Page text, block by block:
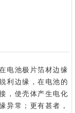
电池极片箔材边缘
利边缘，在电池的
，使壳体产生电化
异常；更有甚者，